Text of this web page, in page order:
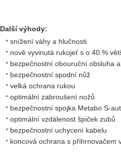
Další výhody:
snížení váhy a hlučnosti
nově vyvinutá rukojeť s o 40 %
bezpečnostní obouruční obsluha
bezpečnostní spodní nůž
velká ochrana rukou
optimální zabroušení nožů
bezpečnostní spojka Metabo S-
optimální vzdálenost špiček zubů
bezpečnostní uchycení kabelu
koncová ochrana s přihrnovačem